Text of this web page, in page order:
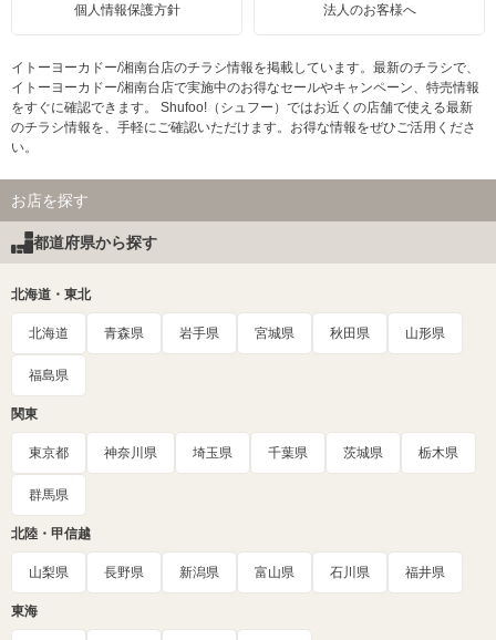
個人情報保護方針 法人のお客様へ
イトーヨーカドー/湘南台店のチラシ情報を掲載しています。最新のチラシで、
イトーヨーカドー/湘南台店で実施中のお得なセールやキャンペーン、特売情報
をすぐに確認できます。 Shufoo!（シュフー）ではお近くの店舗で使える最新
のチラシ情報を、手軽にご確認いただけます。お得な情報をぜひご活用くださ
い。
お店を探す
都道府県から探す
北海道・東北
北海道 青森県 岩手県 宮城県 秋田県 山形県
福島県
関東
東京都 神奈川県 埼玉県 千葉県 茨城県 栃木県
群馬県
北陸・甲信越
山梨県 長野県 新潟県 富山県 石川県 福井県
東海